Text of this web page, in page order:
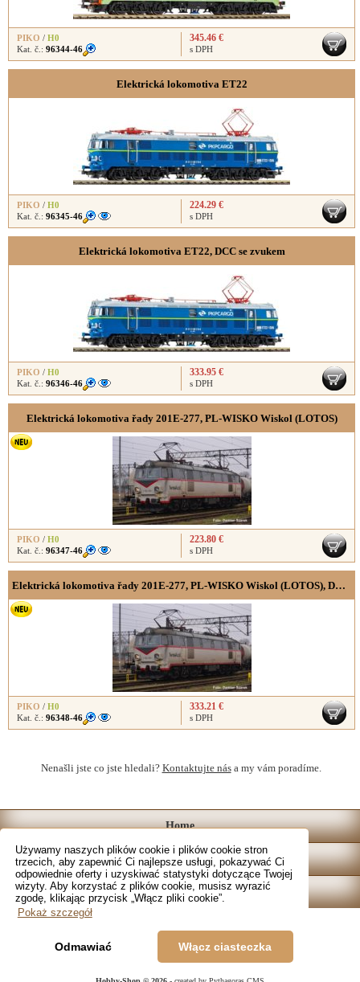
Używamy naszych plików cookie i plików cookie stron
trzecich, aby zapewnić Ci najlepsze usługi, pokazywać Ci
odpowiednie oferty i uzyskiwać statystyki dotyczące Twojej
wizyty. Aby korzystać z plików cookie, musisz wyrazić
zgodę, klikając przycisk „Włącz pliki cookie”.
Pokaż szczegół
Odmawiać Włącz ciasteczka
PIKO / H0
Kat. č.: 96344-46
345.46 €
s DPH
Elektrická lokomotiva ET22
PIKO / H0
Kat. č.: 96345-46
224.29 €
s DPH
Elektrická lokomotiva ET22, DCC se zvukem
PIKO / H0
Kat. č.: 96346-46
333.95 €
s DPH
Elektrická lokomotiva řady 201E-277, PL-WISKO Wiskol (LOTOS)
PIKO / H0
Kat. č.: 96347-46
223.80 €
s DPH
Elektrická lokomotiva řady 201E-277, PL-WISKO Wiskol (LOTOS), DCC se zvukem
PIKO / H0
Kat. č.: 96348-46
333.21 €
s DPH
Nenašli jste co jste hledali? Kontaktujte nása my vám poradíme.
Home
Katalog
Sklep